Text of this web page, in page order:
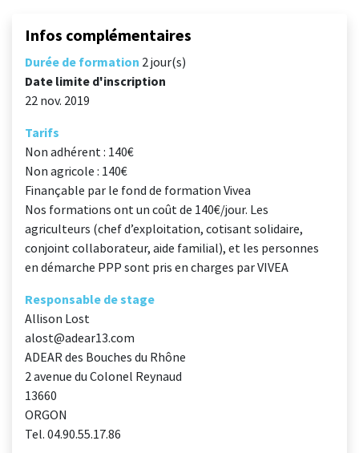
Infos complémentaires
Durée de formation 2 jour(s)
Date limite d'inscription
22 nov. 2019
Tarifs
Non adhérent : 140€
Non agricole : 140€
Finançable par le fond de formation Vivea
Nos formations ont un coût de 140€/jour. Les
agriculteurs (chef d’exploitation, cotisant solidaire,
conjoint collaborateur, aide familial), et les personnes
en démarche PPP sont pris en charges par VIVEA
Responsable de stage
Allison Lost
alost@adear13.com
ADEAR des Bouches du Rhône
2 avenue du Colonel Reynaud
13660
ORGON
Tel. 04.90.55.17.86